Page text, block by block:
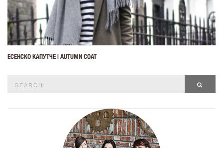
ЕСЕНСКО КАПУТЧЕ | AUTUMN COAT